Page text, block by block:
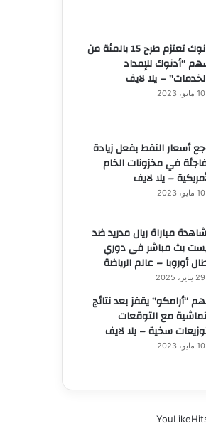
أدنوك تعتزم طرح 15 بالمئة من
“أدنوك للإمداد
– يلا لايف
10 مايو، 2023
أسعار النفط بفعل زيادة
في مخزونات الخام
– يلا لايف
10 مايو، 2023
مباراة ريال مدريد ضد
بث مباشر فى دوري
أوروبا – عالم الرياضة
29 يناير، 2025
“أرامكو” يقفز بعد نتائج
مع التوقعات
سخية – يلا لايف
10 مايو، 2023